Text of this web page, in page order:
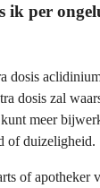
ik per
dosis
dosis zal
meer
of duizeligheid.
of apotheker